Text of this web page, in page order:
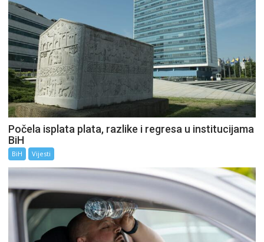
Počela isplata plata, razlike i regresa u institucijama
BiH
BiH Vijesti